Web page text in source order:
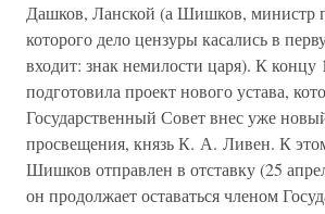
Дашков, Ланской (а Шишков, министр
которого дело цензуры касались в
входит: знак немилости царя). К концу
подготовила проект нового устава,
Государственный Совет внес уже
просвещения, князь К. А. Ливен. К
Шишков отправлен в отставку (25
он продолжает оставаться членом